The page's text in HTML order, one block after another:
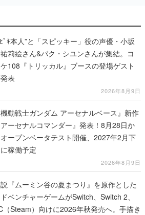
ﾟｷ本人”と「スピッキー」役の声優・小坂
莉絵さん&パク・シユンさんが集結。コ
ケ108『トリッカル』ブースの登場ゲスト
表
2026年8月9日
機動戦士ガンダム アーセナルベース』新作
アーセナルコマンダー』発表！8月28日か
ープンベータテスト開催、2027年2月下
稼働予定
2026年8月9日
『ムーミン谷の夏まつり』を原作とした
ベンチャーゲームがSwitch、Switch 2、
（Steam）向けに2026年秋発売へ。手描き